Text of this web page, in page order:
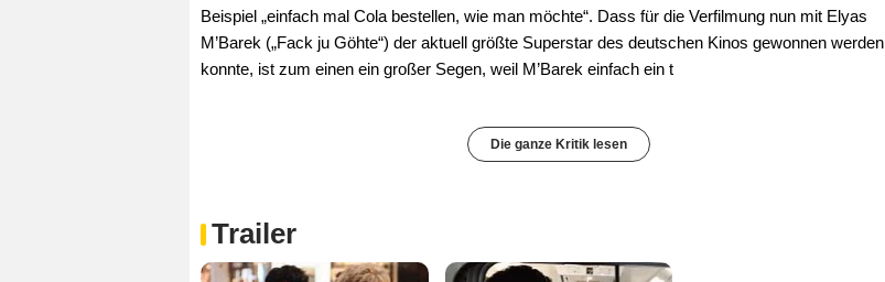
Beispiel „einfach mal Cola bestellen, wie man möchte“. Dass für die Verfilmung nun mit Elyas
M’Barek („Fack ju Göhte“) der aktuell größte Superstar des deutschen Kinos gewonnen werden
konnte, ist zum einen ein großer Segen, weil M’Barek einfach ein t
Die ganze Kritik lesen
Trailer